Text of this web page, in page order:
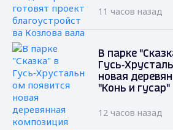
11 часов назад
В парке
новая
"Конь и гусар"
12 часов назад